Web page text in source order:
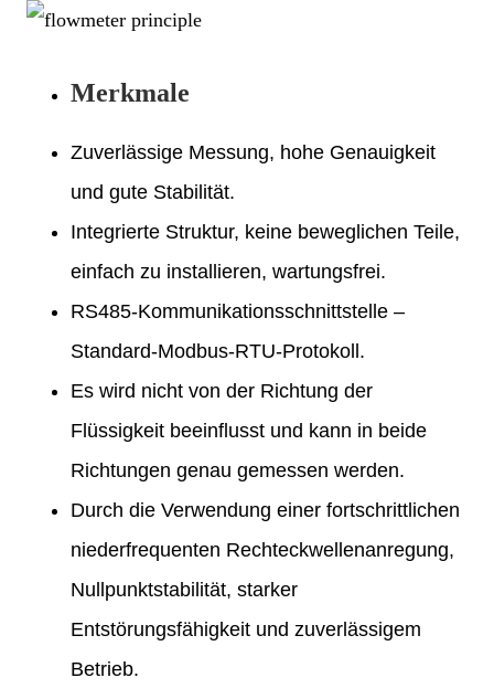
Merkmale
Zuverlässige Messung, hohe Genauigkeit
und gute Stabilität.
Integrierte Struktur, keine beweglichen Teile,
einfach zu installieren, wartungsfrei.
RS485-Kommunikationsschnittstelle –
Standard-Modbus-RTU-Protokoll.
Es wird nicht von der Richtung der
Flüssigkeit beeinflusst und kann in beide
Richtungen genau gemessen werden.
Durch die Verwendung einer fortschrittlichen
niederfrequenten Rechteckwellenanregung,
Nullpunktstabilität, starker
Entstörungsfähigkeit und zuverlässigem
Betrieb.